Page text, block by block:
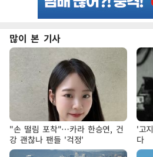
많이 본 기사
"손 떨림 포착"…카라 한승연, 건
강 괜찮나 팬들 '걱정'
'고
다